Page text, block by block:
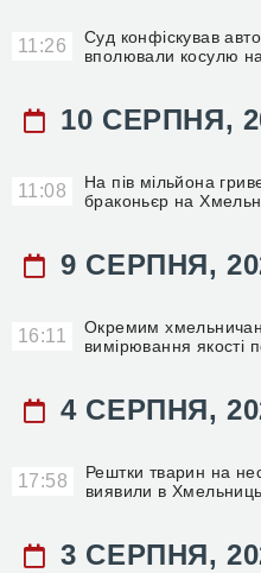
11:26
Суд конфіскував
вполювали косулю
10 СЕРПНЯ,
11:08
На пів мільйона
браконьєр на
9 СЕРПНЯ,
16:11
Окремим
вимірювання якості
4 СЕРПНЯ,
17:58
Рештки тварин на
виявили в
3 СЕРПНЯ,